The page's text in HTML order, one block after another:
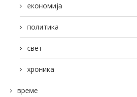
економија
политика
свет
хроника
време